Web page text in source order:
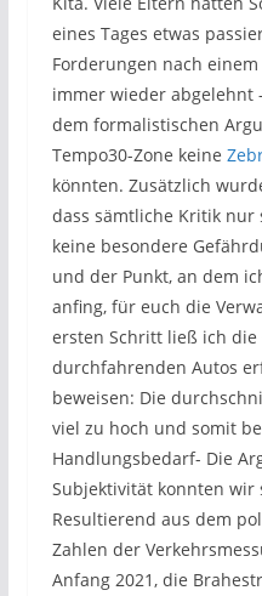
eines Tages etwas
Forderungen nach
immer wieder abgelehnt
dem formalistischen
Tempo30-Zone keine
könnten. Zusätzlich
dass sämtliche Kritik
keine besondere
und der Punkt, an dem
anfing, für euch die
ersten Schritt ließ ich
durchfahrenden Autos
beweisen: Die
viel zu hoch und somit
Handlungsbedarf- Die
Subjektivität konnten wir
Resultierend aus dem
Zahlen der
Anfang 2021, die